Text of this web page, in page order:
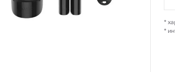
*
*